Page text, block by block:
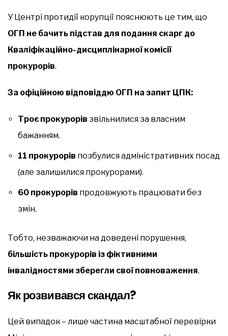
У Центрі протидії корупції пояснюють це тим, що
ОГП не бачить підстав для подання скарг до
Кваліфікаційно-дисциплінарної комісії
прокурорів.
За офіційною відповіддю ОГП на запит ЦПК:
Троє прокурорів звільнилися за власним
бажанням.
11 прокурорів позбулися адміністративних посад
(але залишилися прокурорами).
60 прокурорів продовжують працювати без
змін.
Тобто, незважаючи на доведені порушення,
більшість прокурорів із фіктивними
інвалідностями зберегли свої повноваження.
Як розвивався скандал?
Цей випадок – лише частина масштабної перевірки